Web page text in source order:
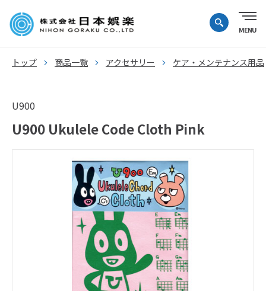
トップ 商品一覧 アクセサリー ケア・メンテナンス用品
U900
U900 Ukulele Code Cloth Pink